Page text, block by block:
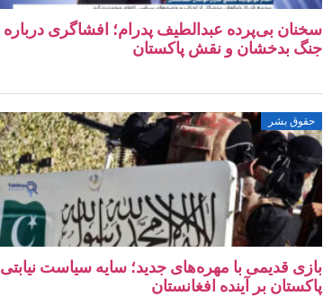
سخنان بی‌پرده عبدالطیف پدرام؛ افشاگری درباره
جنگ بدخشان و نقش پاکستان
حقوق بشر
بازی قدیمی با مهره‌های جدید؛ سایه سیاست نیابتی
پاکستان بر آینده افغانستان